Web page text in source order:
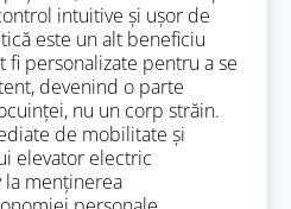
intuitive și ușor de
este un alt beneficiu
fi personalizate pentru a se
devenind o parte
nu un corp străin.
de mobilitate și
elevator electric
menținerea